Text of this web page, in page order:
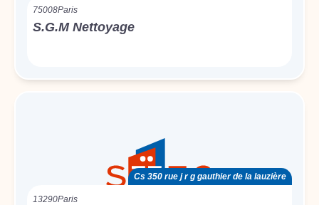
75008Paris
S.G.M Nettoyage
Cs 350 rue j r g gauthier de la lauzière
13290Paris